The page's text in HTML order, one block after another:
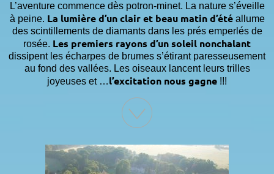
L’aventure commence dès potron-minet. La nature s’éveille
à peine. La lumière d’un clair et beau matin d’étéallume
des scintillements de diamants dans les prés emperlés de
rosée. Les premiers rayons d’un soleil nonchalant
dissipent les écharpes de brumes s’étirant paresseusement
au fond des vallées. Les oiseaux lancent leurs trilles
joyeuses et …l’excitation nous gagne !!!